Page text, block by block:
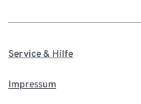
Service & Hilfe
Impressum